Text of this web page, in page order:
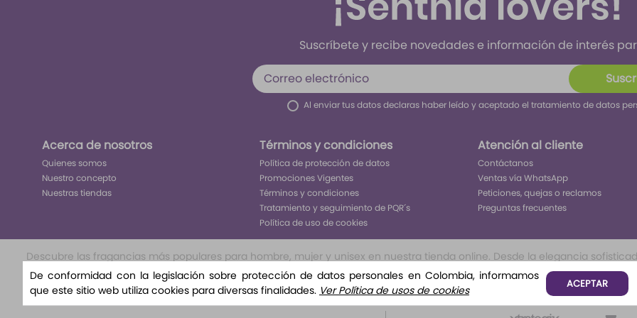
Suscríbete y recibe novedades e información de interés
Al enviar tus datos declaras haber leído y aceptado el tratamiento de datos
Acerca de nosotros
Quienes somos
Nuestro concepto
Nuestras tiendas
Términos y condiciones
Política de protección de datos
Promociones Vigentes
Términos y condiciones
Tratamiento y seguimiento de PQR´s
Política de uso de cookies
Atención al cliente
Contáctanos
Ventas vía WhatsApp
Peticiones, quejas o reclamos
Preguntas frecuentes
Descubre las fragancias más populares para hombre, mujer y unisex en nuestra tienda online. Desde la elegancia
nuestra selección exclusiva te llevará a un viaje olfativo inolvidable. Encuentra tu aroma perfecto para cada ocasión,
nuestra variedad de aromas florales, amaderado, o frutales te permitirá tener todo lo que buscar para ser el
De conformidad con la legislación sobre protección de datos personales en Colombia, informamos
que este sitio web utiliza cookies para diversas finalidades. Ver Política de usos de cookies ACEPTAR